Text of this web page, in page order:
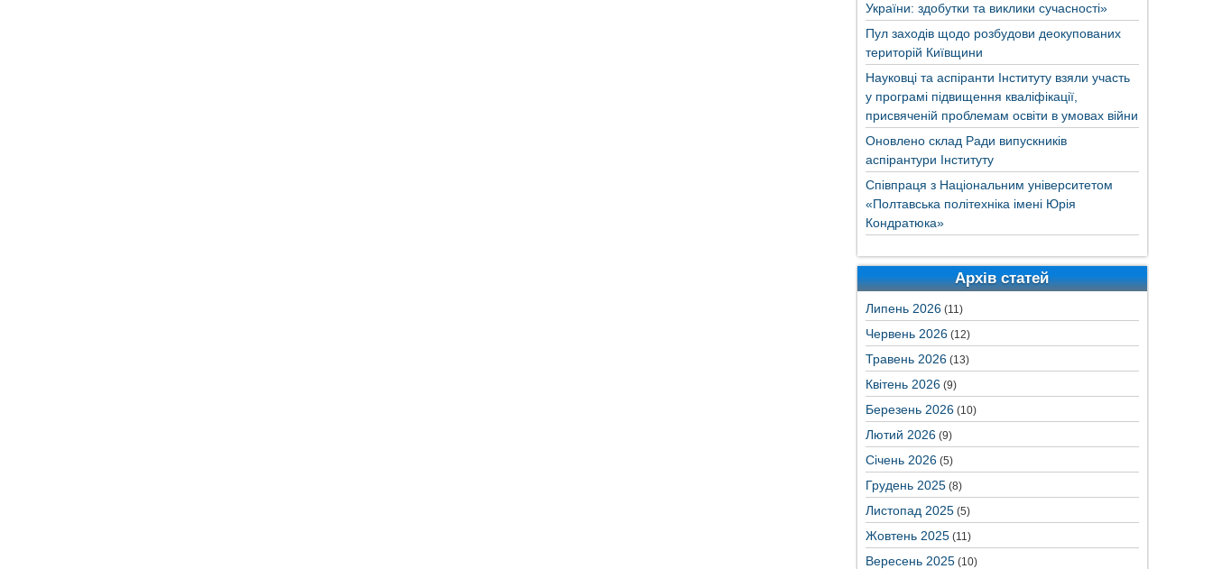
України: здобутки та виклики сучасності»
Пул заходів щодо розбудови деокупованих
територій Київщини
Науковці та аспіранти Інституту взяли участь
у програмі підвищення кваліфікації,
присвяченій проблемам освіти в умовах війни
Оновлено склад Ради випускників
аспірантури Інституту
Співпраця з Національним університетом
«Полтавська політехніка імені Юрія
Кондратюка»
Архів статей
Липень 2026(11)
Червень 2026(12)
Травень 2026(13)
Квітень 2026(9)
Березень 2026(10)
Лютий 2026(9)
Січень 2026(5)
Грудень 2025(8)
Листопад 2025(5)
Жовтень 2025(11)
Вересень 2025(10)